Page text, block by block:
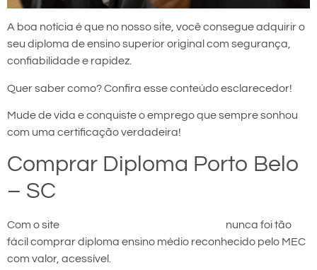
A boa notícia é que no nosso site, você consegue adquirir o
seu diploma de ensino superior original com segurança,
confiabilidade e rapidez.
Quer saber como? Confira esse conteúdo esclarecedor!
Mude de vida e conquiste o emprego que sempre sonhou
com uma certificação verdadeira!
Comprar Diploma Porto Belo
– SC
Com o site
nunca foi tão
fácil comprar diploma ensino médio reconhecido pelo MEC
com valor, acessível.